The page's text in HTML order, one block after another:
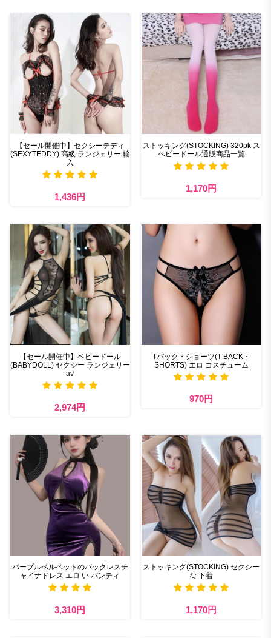
【セール開催中】セクシーテディ
(SEXYTEDDY) 高級 ランジェリー 輸
入
1,436円
ストッキング(STOCKING) 320pk ス
ベビードール通販商品一覧
1,170円
【セール開催中】ベビードール
(BABYDOLL) セクシー ランジェリー
av
2,974円
Tバック・ショーツ(T-BACK・
SHORTS) エロ コスチューム
970円
パープルベルベットのバックレスチ
ャイナドレス エロ い パンティ
3,310円
ストッキング(STOCKING) セクシー
な 下着
1,170円